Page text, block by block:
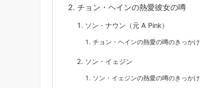
チョン・ヘインの熱愛彼女の噂
ソン・ナウン（元 A Pink）
チョン・ヘインの熱愛の噂のきっかけ
ソン・イェジン
ソン・イェジンの熱愛の噂のきっかけ